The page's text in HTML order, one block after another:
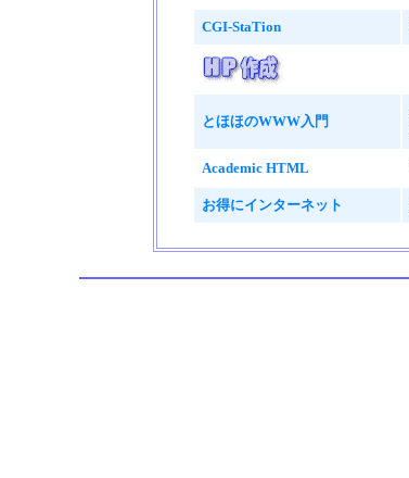
CGI-StaTion
とほほのWWW入門
Academic HTML
お得にインターネット